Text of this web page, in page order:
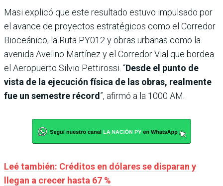
Masi explicó que este resultado estuvo impulsado por
el avance de proyectos estratégicos como el Corredor
Bioceánico, la Ruta PY012 y obras urbanas como la
avenida Avelino Martínez y el Corredor Vial que bordea
el Aeropuerto Silvio Pettirossi. “Desde el punto de
vista de la ejecución física de las obras, realmente
fue un semestre récord ”, afirmó a la 1000 AM.
Leé también: Créditos en dólares se disparan y
llegan a crecer hasta 67 %